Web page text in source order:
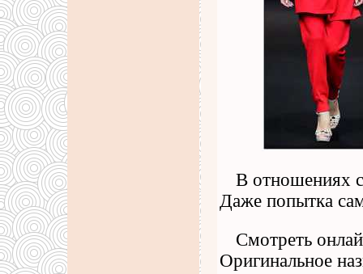
В отношениях
Даже попытка
Смотреть
Оригинальное